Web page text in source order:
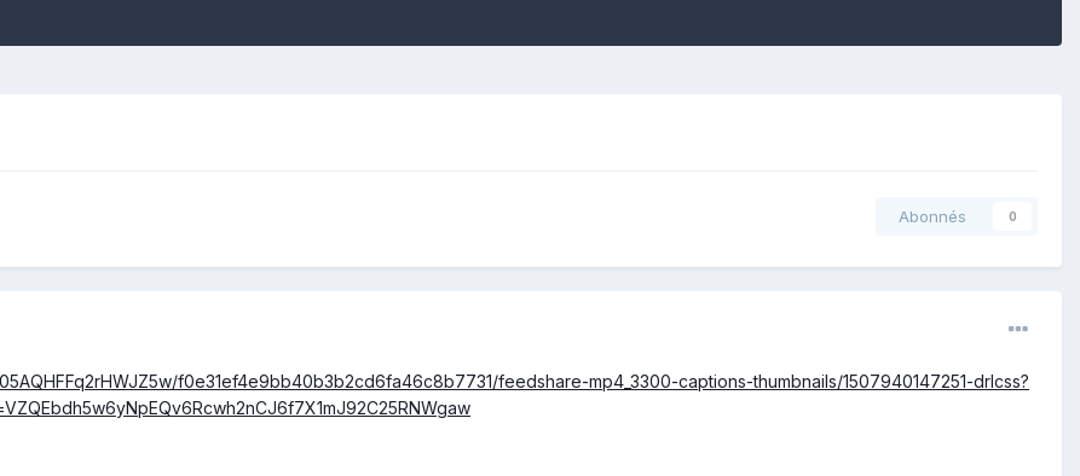
Abonnés 0
f0e31ef4e9bb40b3b2cd6fa46c8b7731/feedshare-mp4_3300-captions-thumbnails/1507940147251-drlcss?